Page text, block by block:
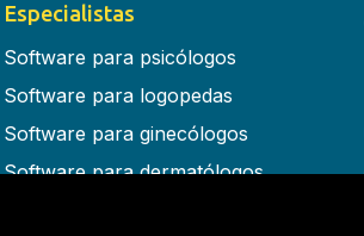
Especialistas
Software para psicólogos
Software para logopedas
Software para ginecólogos
Software para dermatólogos